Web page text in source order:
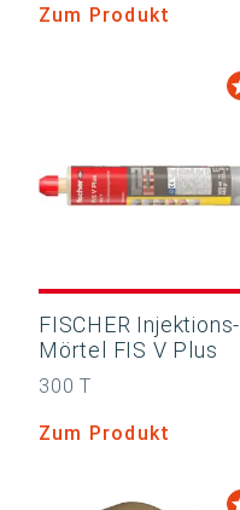
Zum Produkt
FISCHER Injektions-
Mörtel FIS V Plus
300 T
Zum Produkt